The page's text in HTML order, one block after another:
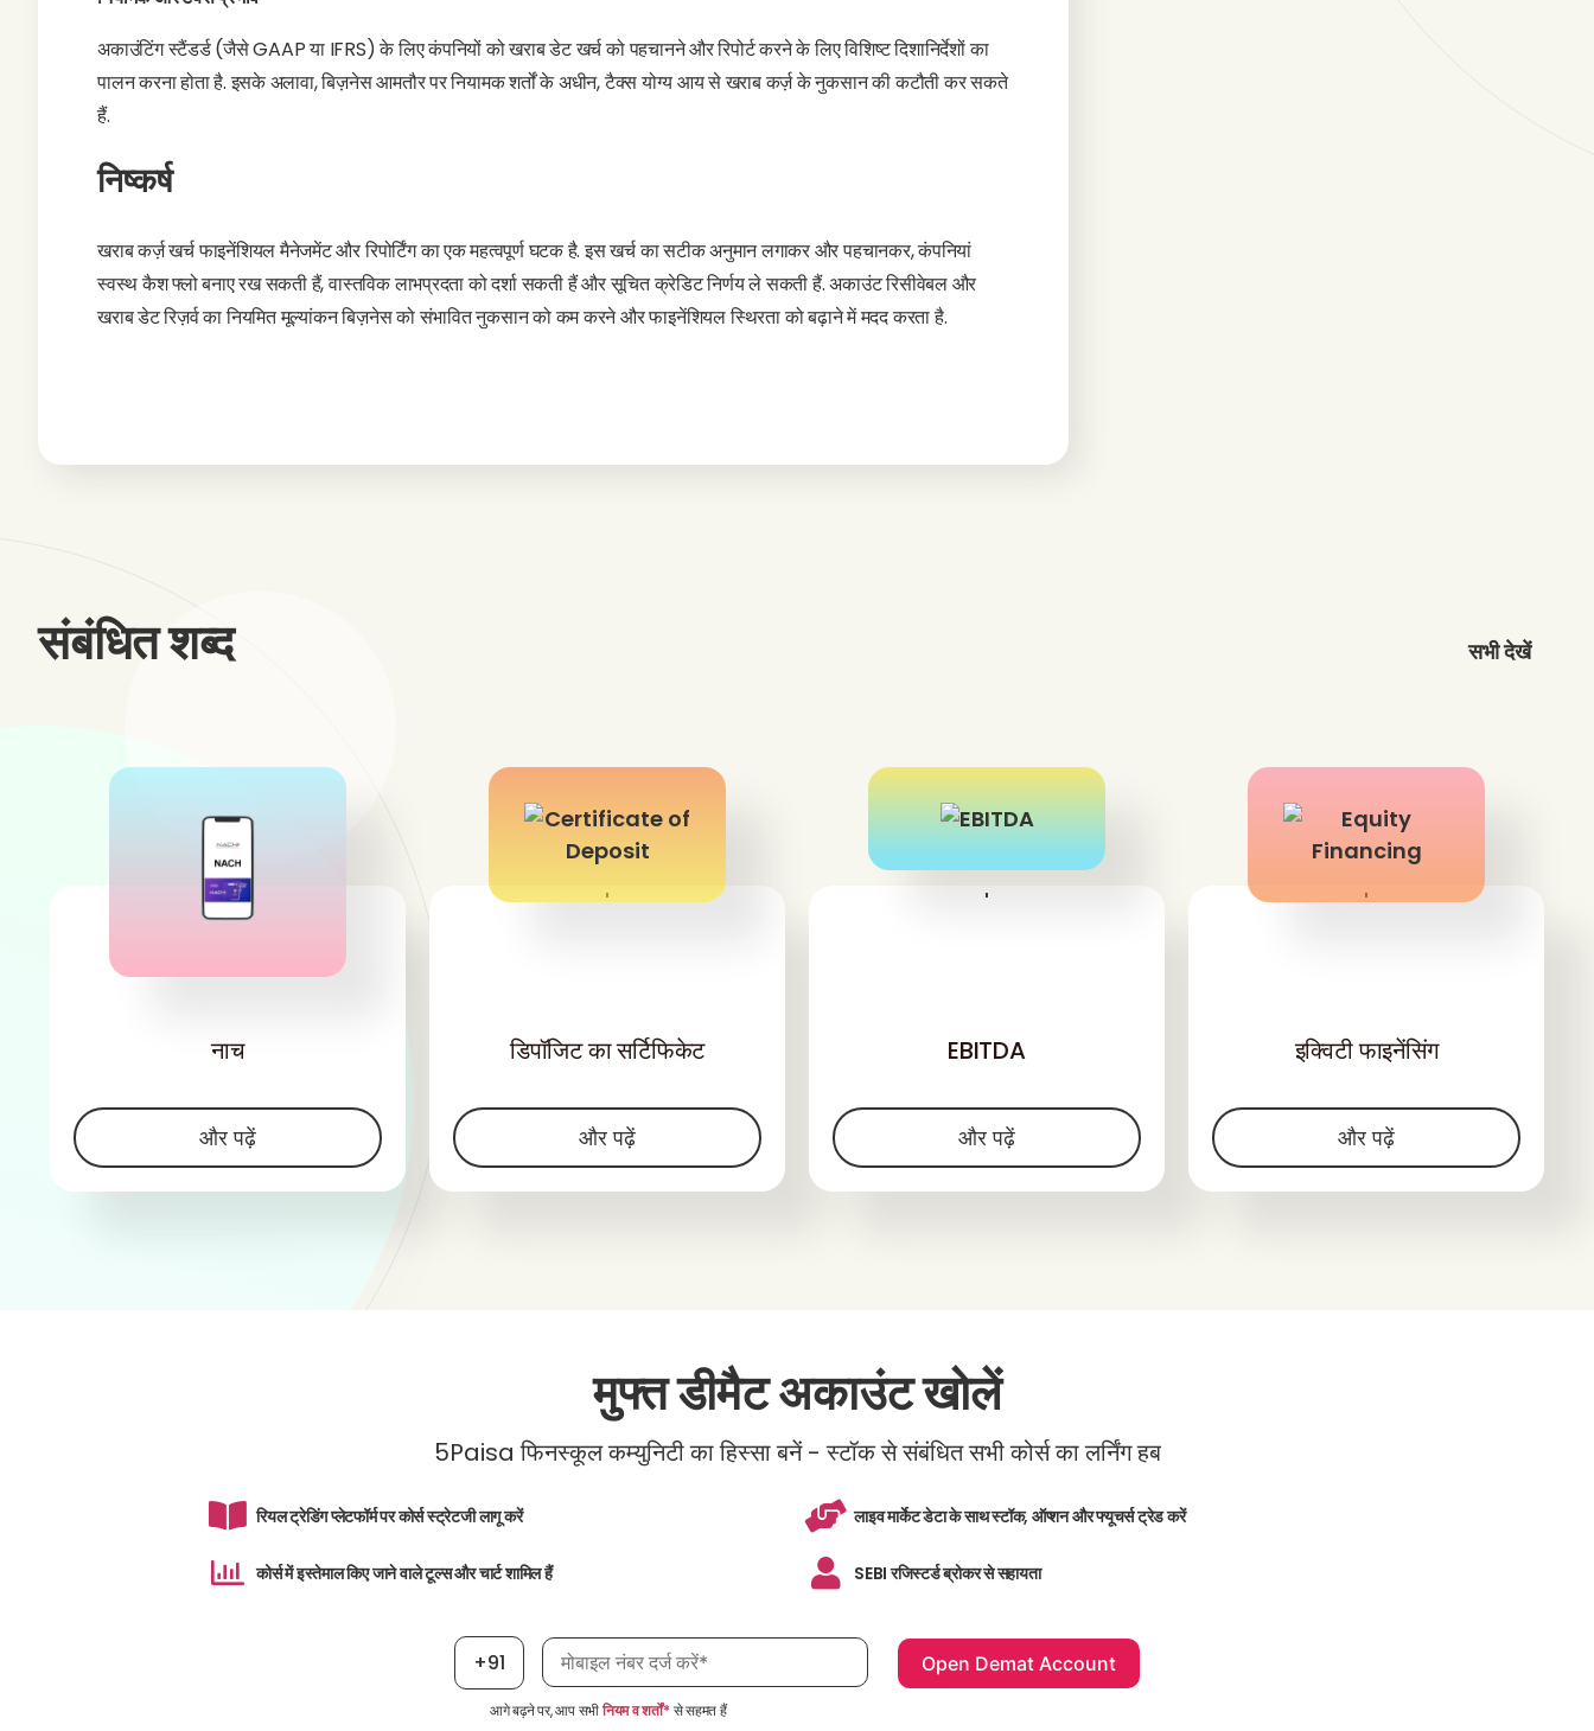
अकाउंटिंग स्टैंडर्ड (जैसे GAAP या IFRS) के लिए कंपनियों को खराब डेट खर्च को पहचानने और रिपोर्ट करने के लिए विशिष्ट दिशानिर्देशों का
पालन करना होता है. इसके अलावा, बिज़नेस आमतौर पर नियामक शर्तों के अधीन, टैक्स योग्य आय से खराब कर्ज़ के नुकसान की कटौती कर सकते
हैं.
निष्कर्ष
खराब कर्ज़ खर्च फाइनेंशियल मैनेजमेंट और रिपोर्टिंग का एक महत्वपूर्ण घटक है. इस खर्च का सटीक अनुमान लगाकर और पहचानकर, कंपनियां
स्वस्थ कैश फ्लो बनाए रख सकती हैं, वास्तविक लाभप्रदता को दर्शा सकती हैं और सूचित क्रेडिट निर्णय ले सकती हैं. अकाउंट रिसीवेबल और
खराब डेट रिज़र्व का नियमित मूल्यांकन बिज़नेस को संभावित नुकसान को कम करने और फाइनेंशियल स्थिरता को बढ़ाने में मदद करता है.
संबंधित शब्द सभी देखें
'
नाच
और पढ़ें
'
डिपॉजिट का सर्टिफिकेट
और पढ़ें
'
EBITDA
और पढ़ें
'
इक्विटी फाइनेंसिंग
और पढ़ें
मुफ्त डीमैट अकाउंट खोलें
5Paisa फिनस्कूल कम्युनिटी का हिस्सा बनें - स्टॉक से संबंधित सभी कोर्स का लर्निंग हब
रियल ट्रेडिंग प्लेटफॉर्म पर कोर्स स्ट्रेटजी लागू करें लाइव मार्केट डेटा के साथ स्टॉक, ऑप्शन और फ्यूचर्स ट्रेड करें
कोर्स में इस्तेमाल किए जाने वाले टूल्स और चार्ट शामिल हैं SEBI रजिस्टर्ड ब्रोकर से सहायता
+91 मोबाइल नंबर आवश्यक है
आगे बढ़ने पर, आप सभीनियम व शर्तों*से सहमत हैं